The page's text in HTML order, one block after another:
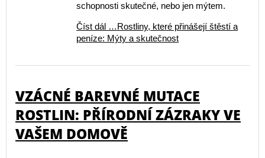
schopnosti skutečné, nebo jen mýtem.
Číst dál …Rostliny, které přinášejí štěstí a
peníze: Mýty a skutečnost
VZÁCNÉ BAREVNÉ MUTACE
ROSTLIN: PŘÍRODNÍ ZÁZRAKY VE
VAŠEM DOMOVĚ